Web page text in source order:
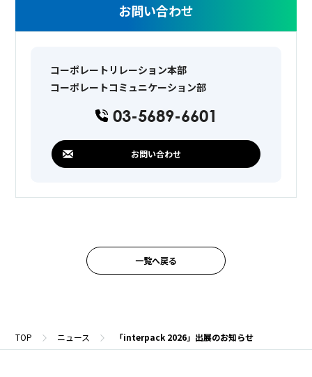
お問い合わせ
コーポレートリレーション本部
コーポレートコミュニケーション部
03-5689-6601
お問い合わせ
一覧へ戻る
TOP ニュース 「interpack 2026」出展のお知らせ